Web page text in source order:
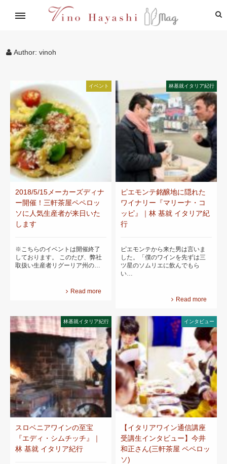
林基就イタリア紀行
レシピ
Author: vinoh
イベント
2018/5/15メーカーズディナ
ー開催！三軒茶屋ペペロッ
ソに人気生産者が来日いた
します
※こちらのイベントは開催終了
しております。 このたび、弊社
取扱い生産者リグーリア州の…
Read more
林基就イタリア紀行
ピエモンテ銘醸地に隠れた
ワイナリー『マリーナ・コ
ッピ』｜林 基就 イタリア紀
行
ピエモンテから来た男は言いま
した。「僕のワインを先ずは三
ツ星のソムリエに飲んでもら
い…
Read more
林基就イタリア紀行
スロベニアワインの至宝
『エディ・シムチッチ』｜
林 基就 イタリア紀行
インタビュー
【イタリアワイン通信講座
受講生インタビュー】今井
和正さん(三軒茶屋 ペペロッ
ソ)